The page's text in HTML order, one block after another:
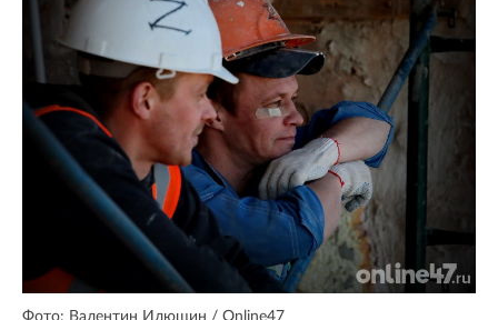
Фото: Валентин Илюшин / Online47